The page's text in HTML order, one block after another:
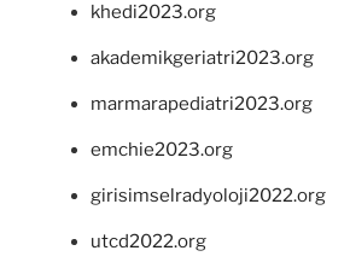
khedi2023.org
akademikgeriatri2023.org
marmarapediatri2023.org
emchie2023.org
girisimselradyoloji2022.org
utcd2022.org